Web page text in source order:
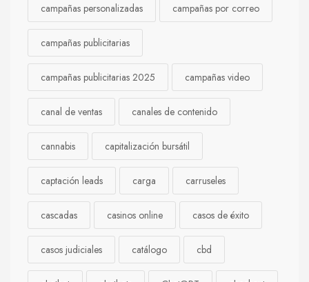
campañas personalizadas campañas por correo
campañas publicitarias
campañas publicitarias 2025 campañas video
canal de ventas canales de contenido
cannabis capitalización bursátil
captación leads carga carruseles
cascadas casinos online casos de éxito
casos judiciales catálogo cbd